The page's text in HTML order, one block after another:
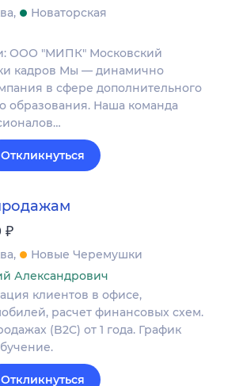
Новаторская
ООО "МИПК" Московский
кадров Мы — динамично
в сфере дополнительного
образования. Наша команда
Откликнуться
₽
Новые Черемушки
Александрович
клиентов в офисе,
расчет финансовых схем.
(B2C) от 1 года. График
Откликнуться